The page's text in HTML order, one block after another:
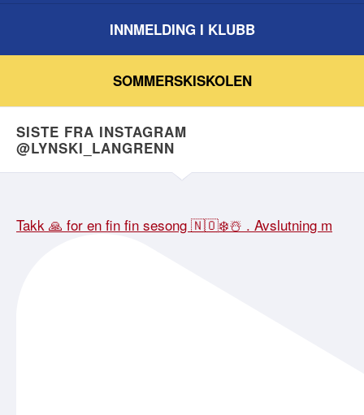
INNMELDING I KLUBB
SOMMERSKISKOLEN
SISTE FRA INSTAGRAM
@LYNSKI_LANGRENN
Takk 🙏 for en fin fin sesong 🇳🇴❄️☃️ . Avslutning m